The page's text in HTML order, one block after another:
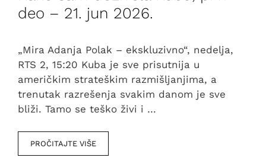
deo – 21. jun 2026.
„Mira Adanja Polak – ekskluzivno“, nedelja,
RTS 2, 15:20 Kuba je sve prisutnija u
američkim strateškim razmišljanjima, a
trenutak razrešenja svakim danom je sve
bliži. Tamo se teško živi i …
PROČITAJTE VIŠE